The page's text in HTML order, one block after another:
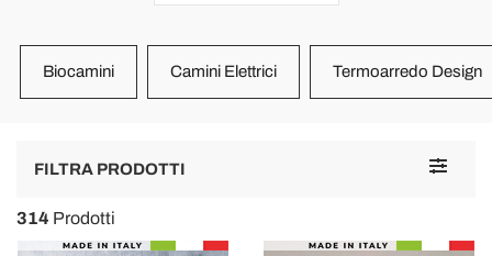
Biocamini Camini Elettrici Termoarredo Design
Toggle
FILTRA PRODOTTI
314 Prodotti